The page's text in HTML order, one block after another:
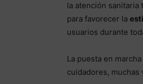
la atención sanitaria
para favorecer la
usuarios durante
La puesta en
cuidadores, muchas